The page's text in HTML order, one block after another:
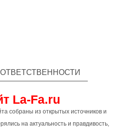
La-Fa.ru
собраны из открытых источников и
на актуальность и правдивость,